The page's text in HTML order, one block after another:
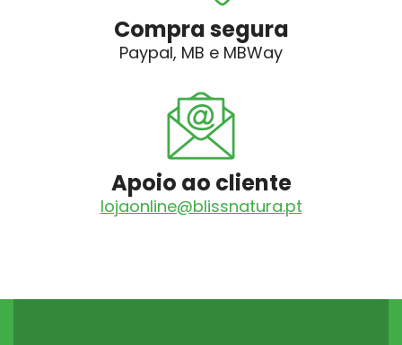
Compra segura
Paypal, MB e MBWay
Apoio ao cliente
lojaonline@blissnatura.pt